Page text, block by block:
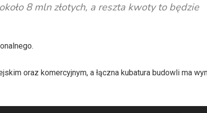
8 mln złotych, a reszta kwoty to będzie
oraz komercyjnym, a łączna kubatura budowli ma